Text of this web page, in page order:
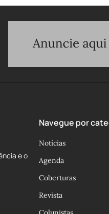
e o
Navegue por
Notícias
Agenda
Coberturas
Revista